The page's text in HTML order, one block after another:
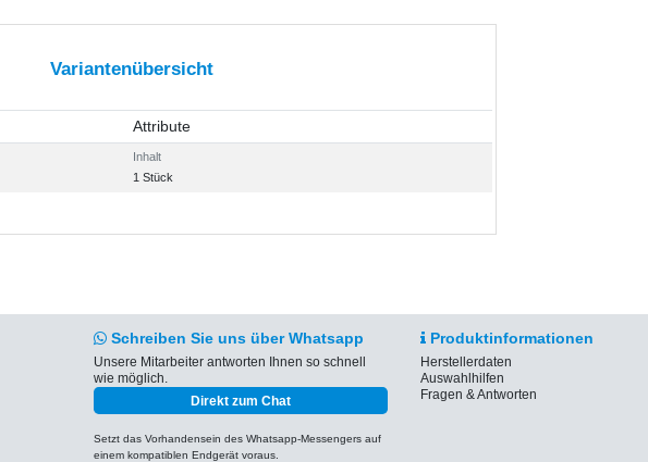
Variantenübersicht
Attribute
Inhalt
1 Stück
Schreiben Sie uns über Whatsapp
Unsere Mitarbeiter antworten Ihnen so schnell
wie möglich.
Direkt zum Chat
Setzt das Vorhandensein des Whatsapp-Messengers auf
einem kompatiblen Endgerät voraus.
Produktinformationen
Herstellerdaten
Auswahlhilfen
Fragen & Antworten